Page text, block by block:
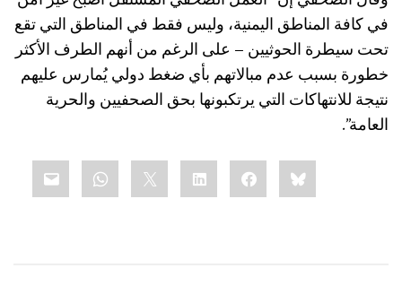
في كافة المناطق اليمنية، وليس فقط في المناطق التي تقع
تحت سيطرة الحوثيين – على الرغم من أنهم الطرف الأكثر
خطورة بسبب عدم مبالاتهم بأي ضغط دولي يُمارس عليهم
نتيجة للانتهاكات التي يرتكبونها بحق الصحفيين والحرية
العامة”.
Bluesky
Facebook
LinkedIn